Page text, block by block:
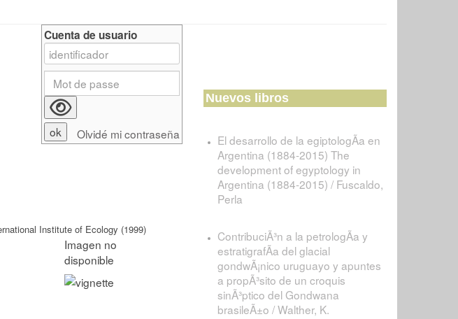
Institute of Ecology (1999)
Cuenta de usuario
Olvidé mi contraseña
Nuevos libros
El desarrollo de la egiptologÃ­a en
Argentina (1884-2015) The
development of egyptology in
Argentina (1884-2015) / Fuscaldo,
Perla
ContribuciÃ³n a la petrologÃ­a y
estratigrafÃ­a del glacial
gondwÃ¡nico uruguayo y apuntes
a propÃ³sito de un croquis
sinÃ³ptico del Gondwana
brasileÃ±o / Walther, K.